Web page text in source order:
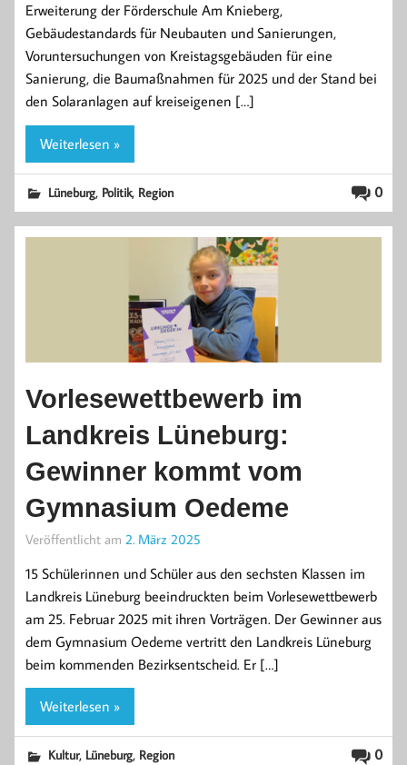
Erweiterung der Förderschule Am Knieberg,
Gebäudestandards für Neubauten und Sanierungen,
Voruntersuchungen von Kreistagsgebäuden für eine
Sanierung, die Baumaßnahmen für 2025 und der Stand bei
den Solaranlagen auf kreiseigenen […]
Weiterlesen »
0
Lüneburg, Politik, Region
Vorlesewettbewerb im
Landkreis Lüneburg:
Gewinner kommt vom
Gymnasium Oedeme
Veröffentlicht am 2. März 2025
15 Schülerinnen und Schüler aus den sechsten Klassen im
Landkreis Lüneburg beeindruckten beim Vorlesewettbewerb
am 25. Februar 2025 mit ihren Vorträgen. Der Gewinner aus
dem Gymnasium Oedeme vertritt den Landkreis Lüneburg
beim kommenden Bezirksentscheid. Er […]
Weiterlesen »
0
Kultur, Lüneburg, Region